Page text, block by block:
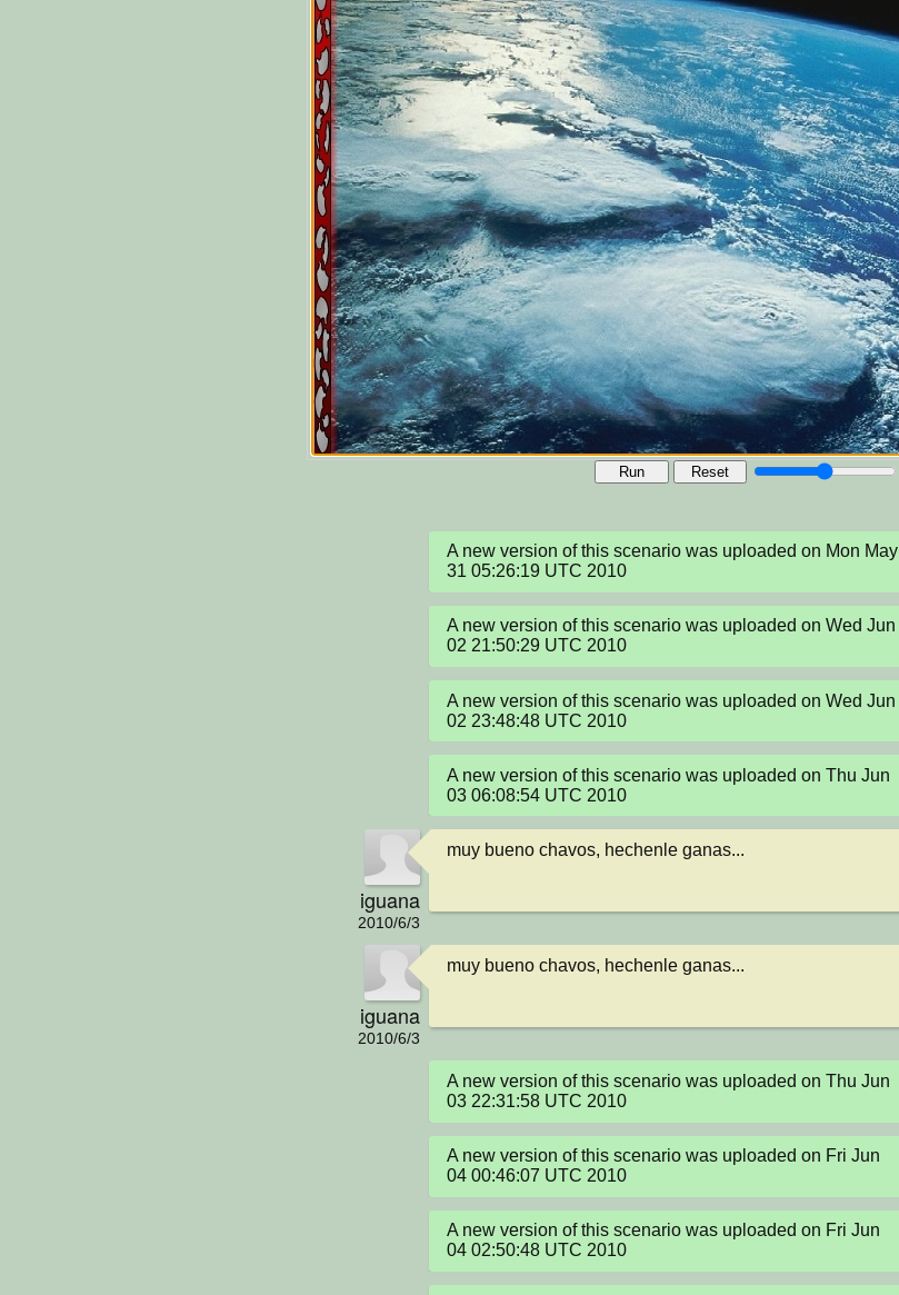
Run
Reset
A new version of this scenario was uploaded on Mon May
31 05:26:19 UTC 2010
A new version of this scenario was uploaded on Wed Jun
02 21:50:29 UTC 2010
A new version of this scenario was uploaded on Wed Jun
02 23:48:48 UTC 2010
A new version of this scenario was uploaded on Thu Jun
03 06:08:54 UTC 2010
iguana
2010/6/3
muy bueno chavos, hechenle ganas...
iguana
2010/6/3
muy bueno chavos, hechenle ganas...
A new version of this scenario was uploaded on Thu Jun
03 22:31:58 UTC 2010
A new version of this scenario was uploaded on Fri Jun
04 00:46:07 UTC 2010
A new version of this scenario was uploaded on Fri Jun
04 02:50:48 UTC 2010